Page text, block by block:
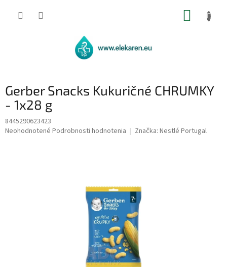
Gerber Snacks Kukuričné CHRUMKY
- 1x28 g
8445290623423
Priemerné
Neohodnotené Podrobnosti hodnotenia Značka: Nestlé Portugal